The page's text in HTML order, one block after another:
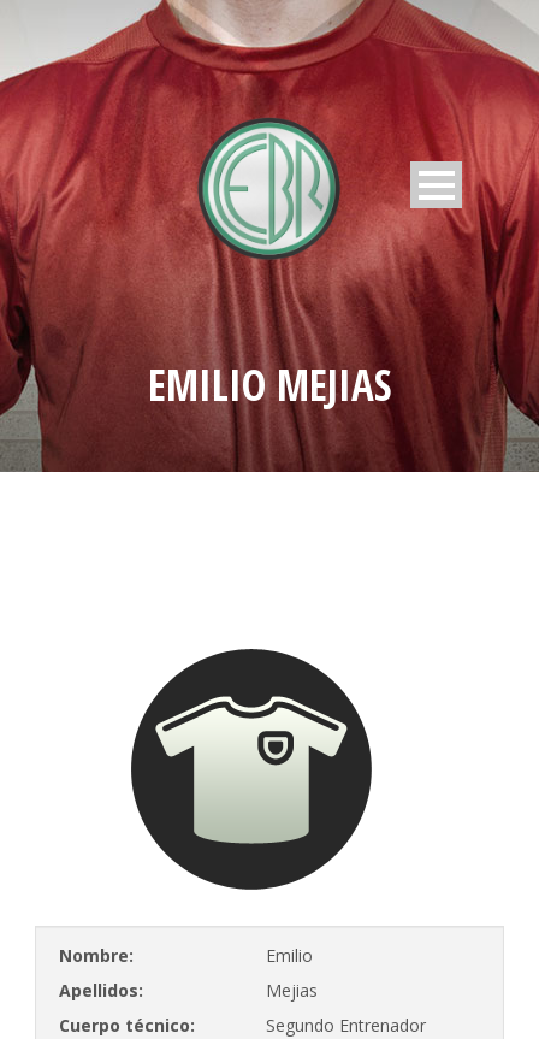
EMILIO MEJIAS
Nombre:
Emilio
Apellidos:
Mejias
Cuerpo técnico:
Segundo Entrenador